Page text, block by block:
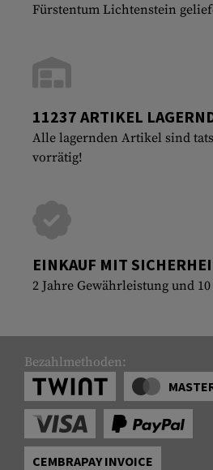
Fürstentum Lichtenstein
11237 ARTIKEL
Alle lagernden Artikel sind
vorrätig!
EINKAUF MIT
2 Jahre Gewährleistung und
Bezahlmethoden:
CEMBRAPAY INVOICE